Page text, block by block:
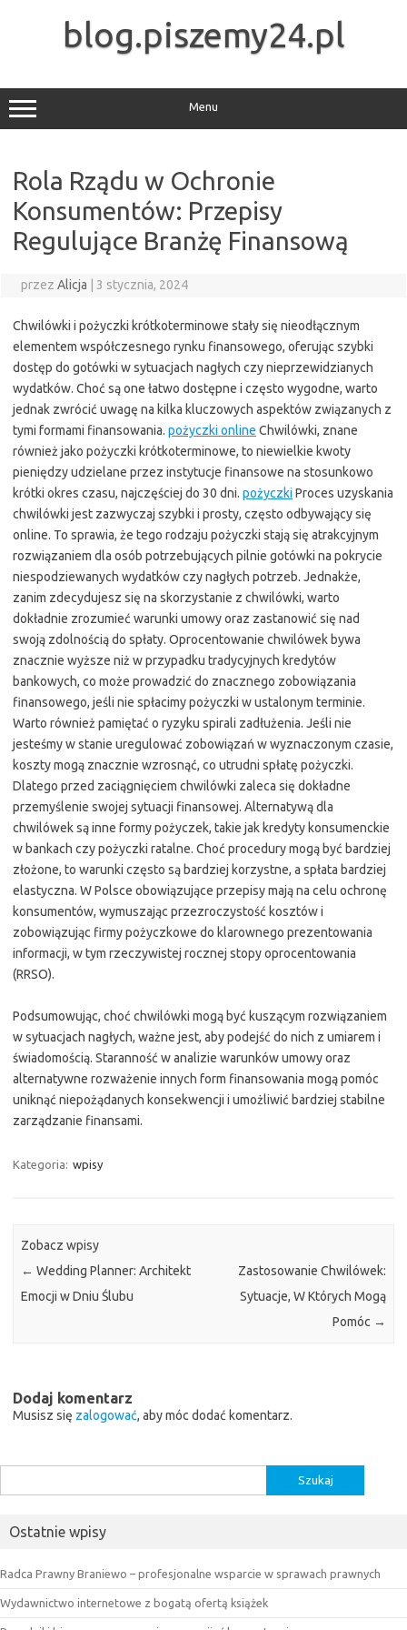
blog.piszemy24.pl
Menu
Rola Rządu w Ochronie
Konsumentów: Przepisy
Regulujące Branżę Finansową
przez Alicja 3 stycznia, 2024
Chwilówki i pożyczki krótkoterminowe stały się nieodłącznym
elementem współczesnego rynku finansowego, oferując szybki
dostęp do gotówki w sytuacjach nagłych czy nieprzewidzianych
wydatków. Choć są one łatwo dostępne i często wygodne, warto
jednak zwrócić uwagę na kilka kluczowych aspektów związanych z
tymi formami finansowania. pożyczki online Chwilówki, znane
również jako pożyczki krótkoterminowe, to niewielkie kwoty
pieniędzy udzielane przez instytucje finansowe na stosunkowo
krótki okres czasu, najczęściej do 30 dni. pożyczki Proces uzyskania
chwilówki jest zazwyczaj szybki i prosty, często odbywający się
online. To sprawia, że tego rodzaju pożyczki stają się atrakcyjnym
rozwiązaniem dla osób potrzebujących pilnie gotówki na pokrycie
niespodziewanych wydatków czy nagłych potrzeb. Jednakże,
zanim zdecydujesz się na skorzystanie z chwilówki, warto
dokładnie zrozumieć warunki umowy oraz zastanowić się nad
swoją zdolnością do spłaty. Oprocentowanie chwilówek bywa
znacznie wyższe niż w przypadku tradycyjnych kredytów
bankowych, co może prowadzić do znacznego zobowiązania
finansowego, jeśli nie spłacimy pożyczki w ustalonym terminie.
Warto również pamiętać o ryzyku spirali zadłużenia. Jeśli nie
jesteśmy w stanie uregulować zobowiązań w wyznaczonym czasie,
koszty mogą znacznie wzrosnąć, co utrudni spłatę pożyczki.
Dlatego przed zaciągnięciem chwilówki zaleca się dokładne
przemyślenie swojej sytuacji finansowej. Alternatywą dla
chwilówek są inne formy pożyczek, takie jak kredyty konsumenckie
w bankach czy pożyczki ratalne. Choć procedury mogą być bardziej
złożone, to warunki często są bardziej korzystne, a spłata bardziej
elastyczna. W Polsce obowiązujące przepisy mają na celu ochronę
konsumentów, wymuszając przezroczystość kosztów i
zobowiązując firmy pożyczkowe do klarownego prezentowania
informacji, w tym rzeczywistej rocznej stopy oprocentowania
(RRSO).
Podsumowując, choć chwilówki mogą być kuszącym rozwiązaniem
w sytuacjach nagłych, ważne jest, aby podejść do nich z umiarem i
świadomością. Staranność w analizie warunków umowy oraz
alternatywne rozważenie innych form finansowania mogą pomóc
uniknąć niepożądanych konsekwencji i umożliwić bardziej stabilne
zarządzanie finansami.
Kategoria: wpisy
Zobacz wpisy
← Wedding Planner: Architekt
Emocji w Dniu Ślubu
Zastosowanie Chwilówek:
Sytuacje, W Których Mogą
Pomóc →
Dodaj komentarz
Musisz się zalogować, aby móc dodać komentarz.
Ostatnie wpisy
Radca Prawny Braniewo – profesjonalne wsparcie w sprawach prawnych
Wydawnictwo internetowe z bogatą ofertą książek